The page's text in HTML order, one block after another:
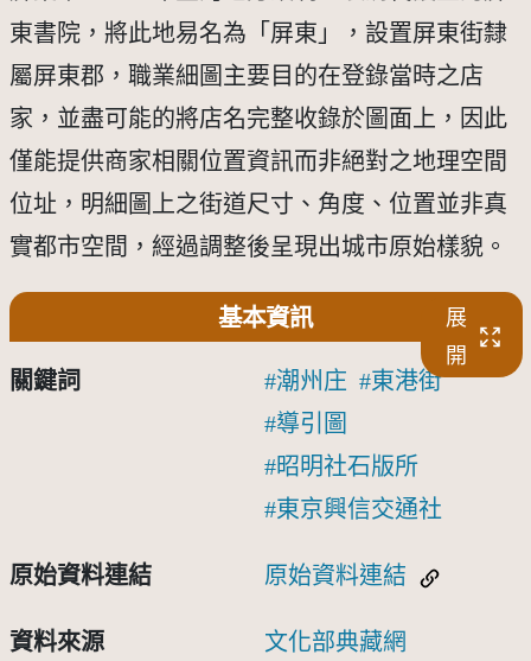
東書院，將此地易名為「屏東」，設置屏東街隸
屬屏東郡，職業細圖主要目的在登錄當時之店
家，並盡可能的將店名完整收錄於圖面上，因此
僅能提供商家相關位置資訊而非絕對之地理空間
位址，明細圖上之街道尺寸、角度、位置並非真
實都市空間，經過調整後呈現出城市原始樣貌。
基本資訊
展
開
關鍵詞 潮州庄
東港街
導引圖
昭明社石版所
東京興信交通社
原始資料連結 原始資料連結
資料來源 文化部典藏網